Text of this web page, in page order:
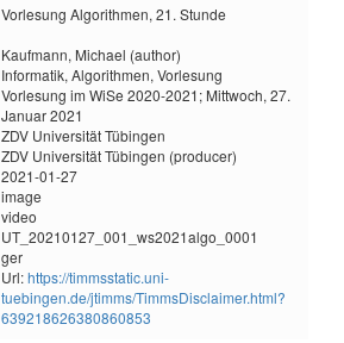
Vorlesung Algorithmen, 21. Stunde
Kaufmann, Michael (author)
Informatik, Algorithmen, Vorlesung
Vorlesung im WiSe 2020-2021; Mittwoch, 27.
Januar 2021
ZDV Universität Tübingen
ZDV Universität Tübingen (producer)
2021-01-27
image
video
UT_20210127_001_ws2021algo_0001
ger
Url:https://timmsstatic.uni-
tuebingen.de/jtimms/TimmsDisclaimer.html?
639218626380860853